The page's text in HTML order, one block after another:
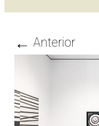
← Anterior